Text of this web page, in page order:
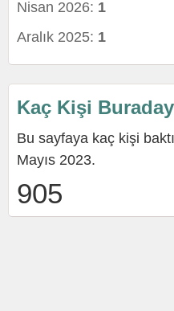
Nisan 2026: 1
Aralık 2025: 1
Kaç Kişi
Bu sayfaya kaç kişi
Mayıs 2023.
905